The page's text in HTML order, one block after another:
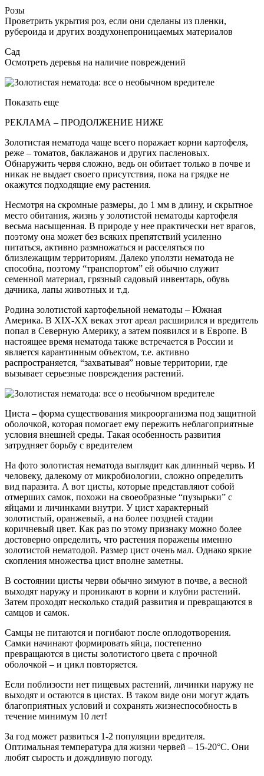
Розы
Проветрить укрытия роз, если они сделаны из пленки,
рубероида и других воздухонепроницаемых материалов
Сад
Осмотреть деревья на наличие повреждений
Показать еще
РЕКЛАМА – ПРОДОЛЖЕНИЕ НИЖЕ
Золотистая нематода чаще всего поражает корни картофеля,
реже – томатов, баклажанов и других пасленовых.
Обнаружить червя сложно, ведь он обитает только в почве и
никак не выдает своего присутствия, пока на грядке не
окажутся подходящие ему растения.
Несмотря на скромные размеры, до 1 мм в длину, и скрытное
место обитания, жизнь у золотистой нематоды картофеля
весьма насыщенная. В природе у нее практически нет врагов,
поэтому она может без всяких препятствий усиленно
питаться, активно размножаться и расселяться по
близлежащим территориям. Далеко уползти нематода не
способна, поэтому “транспортом” ей обычно служит
семенной материал, грязный садовый инвентарь, обувь
дачника, лапы животных и т.д.
Родина золотистой картофельной нематоды – Южная
Америка. В XIX-XX веках этот ареал расширился и вредитель
попал в Северную Америку, а затем появился и в Европе. В
настоящее время нематода также встречается в России и
является карантинным объектом, т.е. активно
распространяется, “захватывая” новые территории, где
вызывает серьезные повреждения растений.
Циста – форма существования микроорганизма под защитной
оболочкой, которая помогает ему пережить неблагоприятные
условия внешней среды. Такая особенность развития
затрудняет борьбу с вредителем
На фото золотистая нематода выглядит как длинный червь. И
человеку, далекому от микробиологии, сложно определить
вид паразита. А вот цисты, которые представляют собой
отмерших самок, похожи на своеобразные “пузырьки” с
яйцами и личинками внутри. У цист характерный
золотистый, оранжевый, а на более поздней стадии
коричневый цвет. Как раз по этому признаку можно более
достоверно определить, что растения поражены именно
золотистой нематодой. Размер цист очень мал. Однако яркие
скопления множества цист вполне заметны.
В состоянии цисты черви обычно зимуют в почве, а весной
выходят наружу и проникают в корни и клубни растений.
Затем проходят несколько стадий развития и превращаются в
самцов и самок.
Самцы не питаются и погибают после оплодотворения.
Самки начинают формировать яйца, постепенно
превращаются в цисты золотистого цвета с прочной
оболочкой – и цикл повторяется.
Если поблизости нет пищевых растений, личинки наружу не
выходят и остаются в цистах. В таком виде они могут ждать
благоприятных условий и сохранять жизнеспособность в
течение минимум 10 лет!
За год может развиться 1-2 популяции вредителя.
Оптимальная температура для жизни червей – 15-20°C. Они
любят сырость и дождливую погоду.